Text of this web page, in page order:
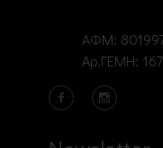
ΑΦΜ:
Αρ.ΓΕΜΗ: